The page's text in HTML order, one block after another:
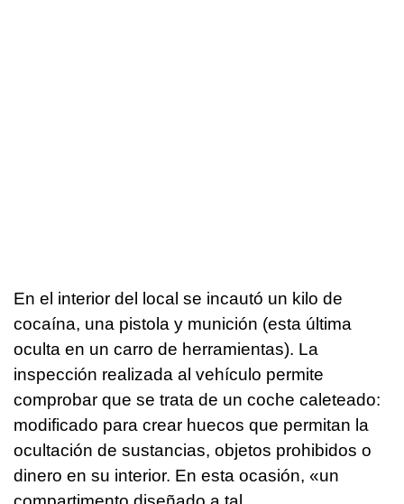
En el interior del local se incautó un kilo de
cocaína, una pistola y munición (esta última
oculta en un carro de herramientas). La
inspección realizada al vehículo permite
comprobar que se trata de un coche caleteado:
modificado para crear huecos que permitan la
ocultación de sustancias, objetos prohibidos o
dinero en su interior. En esta ocasión, «un